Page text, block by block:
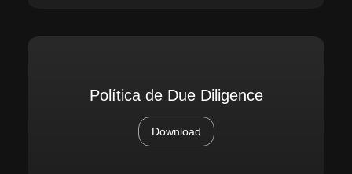
Política de Due Diligence
Download